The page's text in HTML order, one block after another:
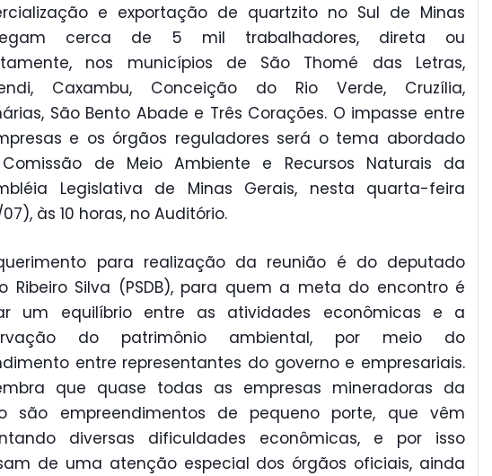
e exportação de quartzito no Sul de Minas
cerca de 5 mil trabalhadores, direta ou
nos municípios de São Thomé das Letras,
Caxambu, Conceição do Rio Verde, Cruzília,
São Bento Abade e Três Corações. O impasse entre
e os órgãos reguladores será o tema abordado
de Meio Ambiente e Recursos Naturais da
Legislativa de Minas Gerais, nesta quarta-feira
às 10 horas, no Auditório.
para realização da reunião é do deputado
Ribeiro Silva (PSDB), para quem a meta do encontro é
um equilíbrio entre as atividades econômicas e a
do patrimônio ambiental, por meio do
entre representantes do governo e empresariais.
que quase todas as empresas mineradoras da
são empreendimentos de pequeno porte, que vêm
diversas dificuldades econômicas, e por isso
de uma atenção especial dos órgãos oficiais, ainda